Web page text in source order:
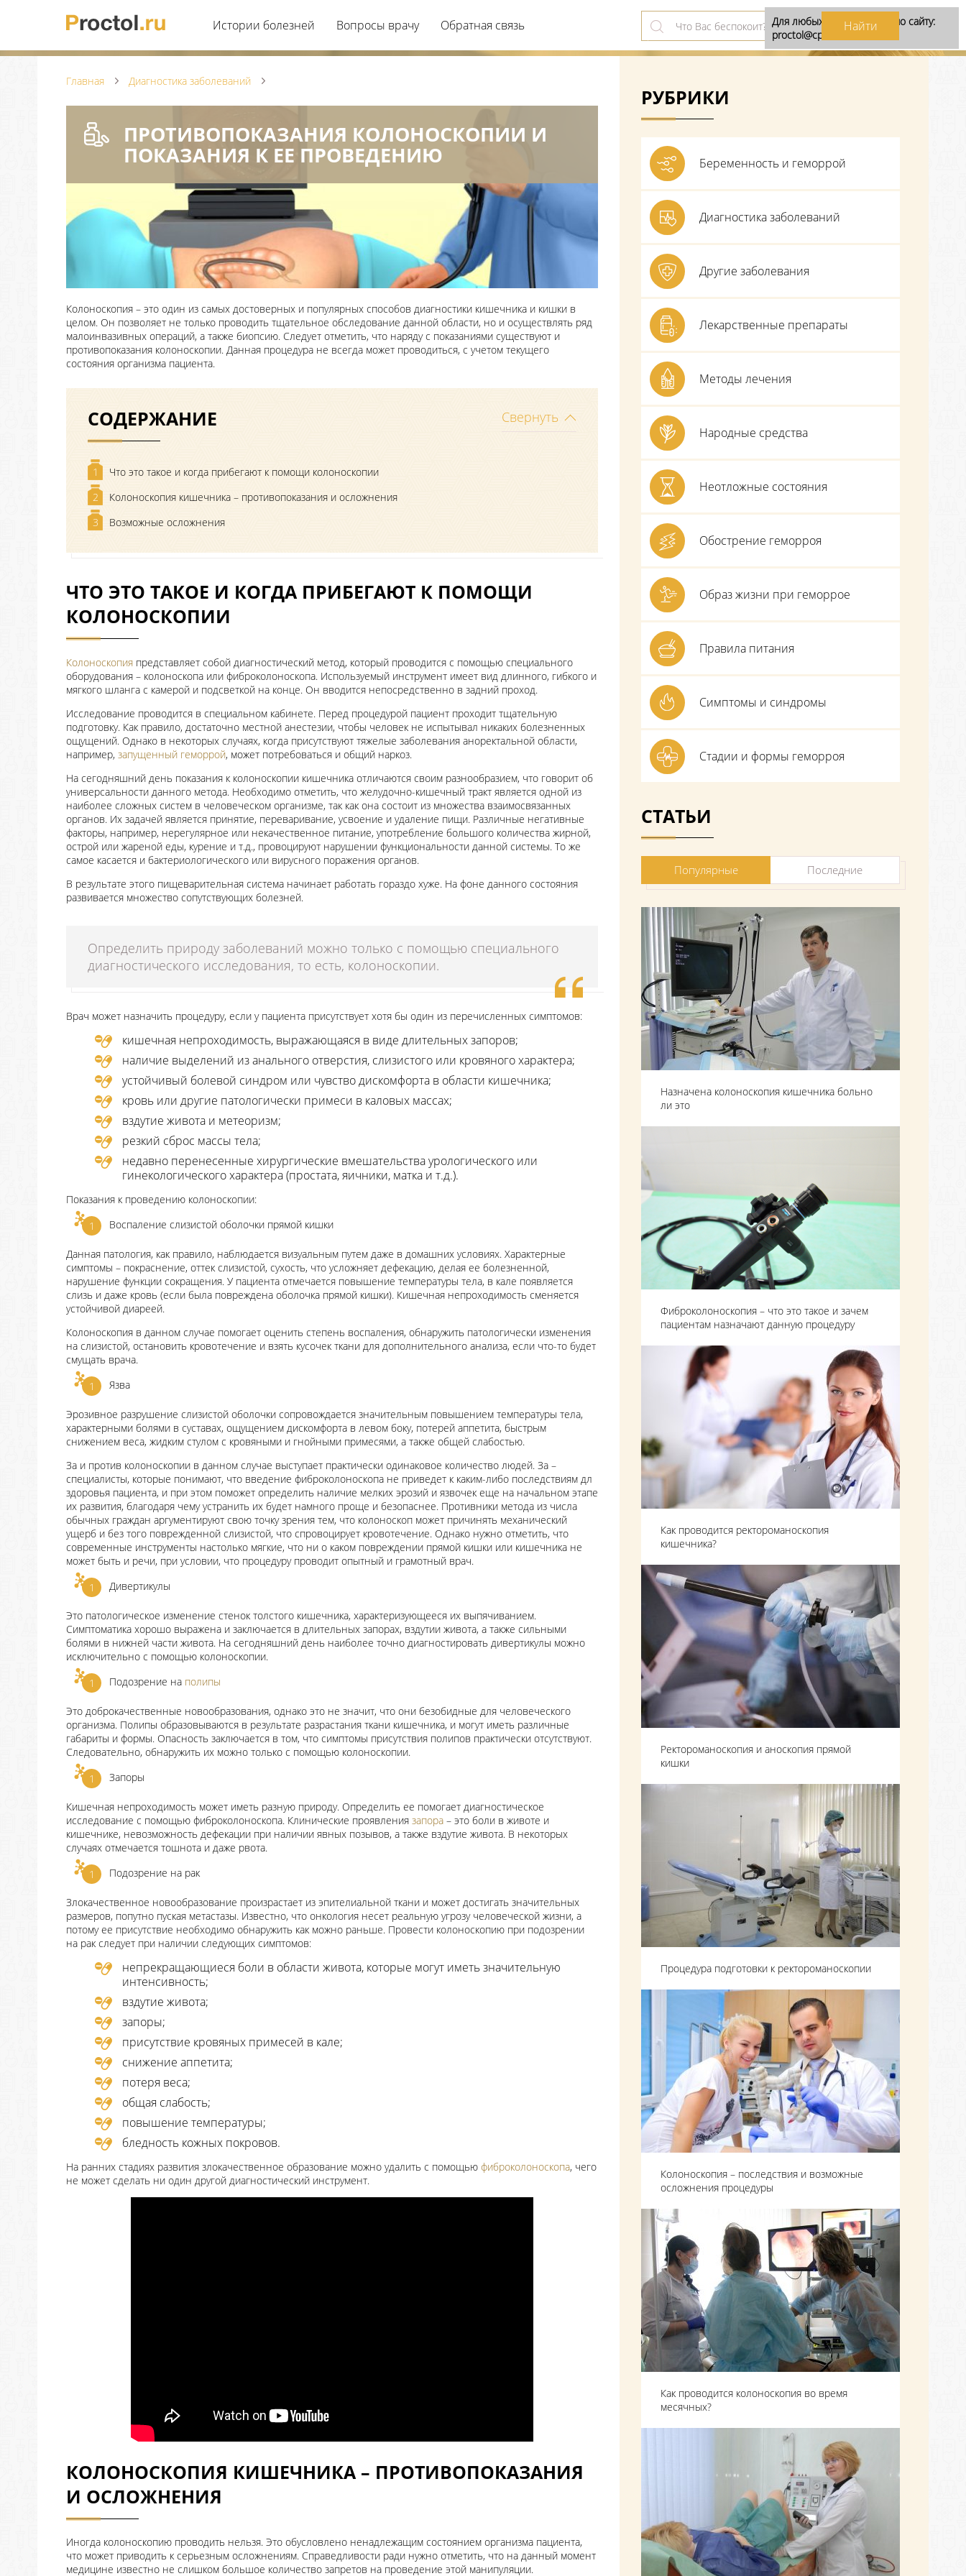
Истории болезней Вопросы врачу Обратная связь
Главная Диагностика заболеваний
ПРОТИВОПОКАЗАНИЯ КОЛОНОСКОПИИ И
ПОКАЗАНИЯ К ЕЕ ПРОВЕДЕНИЮ
Колоноскопия – это один из самых достоверных и популярных способов диагностики кишечника и кишки в
целом. Он позволяет не только проводить тщательное обследование данной области, но и осуществлять ряд
малоинвазивных операций, а также биопсию. Следует отметить, что наряду с показаниями существуют и
противопоказания колоноскопии. Данная процедура не всегда может проводиться, с учетом текущего
состояния организма пациента.
Свернуть
СОДЕРЖАНИЕ
1
Что это такое и когда прибегают к помощи колоноскопии
2
Колоноскопия кишечника – противопоказания и осложнения
3
Возможные осложнения
ЧТО ЭТО ТАКОЕ И КОГДА ПРИБЕГАЮТ К ПОМОЩИ
КОЛОНОСКОПИИ
Колоноскопия представляет собой диагностический метод, который проводится с помощью специального
оборудования – колоноскопа или фиброколоноскопа. Используемый инструмент имеет вид длинного, гибкого и
мягкого шланга с камерой и подсветкой на конце. Он вводится непосредственно в задний проход.
Исследование проводится в специальном кабинете. Перед процедурой пациент проходит тщательную
подготовку. Как правило, достаточно местной анестезии, чтобы человек не испытывал никаких болезненных
ощущений. Однако в некоторых случаях, когда присутствуют тяжелые заболевания аноректальной области,
например, запущенный геморрой, может потребоваться и общий наркоз.
На сегодняшний день показания к колоноскопии кишечника отличаются своим разнообразием, что говорит об
универсальности данного метода. Необходимо отметить, что желудочно-кишечный тракт является одной из
наиболее сложных систем в человеческом организме, так как она состоит из множества взаимосвязанных
органов. Их задачей является принятие, переваривание, усвоение и удаление пищи. Различные негативные
факторы, например, нерегулярное или некачественное питание, употребление большого количества жирной,
острой или жареной еды, курение и т.д., провоцируют нарушении функциональности данной системы. То же
самое касается и бактериологического или вирусного поражения органов.
В результате этого пищеварительная система начинает работать гораздо хуже. На фоне данного состояния
развивается множество сопутствующих болезней.
Определить природу заболеваний можно только с помощью специального
диагностического исследования, то есть, колоноскопии.
Врач может назначить процедуру, если у пациента присутствует хотя бы один из перечисленных симптомов:
кишечная непроходимость, выражающаяся в виде длительных запоров;
наличие выделений из анального отверстия, слизистого или кровяного характера;
устойчивый болевой синдром или чувство дискомфорта в области кишечника;
кровь или другие патологически примеси в каловых массах;
вздутие живота и метеоризм;
резкий сброс массы тела;
недавно перенесенные хирургические вмешательства урологического или
гинекологического характера (простата, яичники, матка и т.д.).
Показания к проведению колоноскопии:
Воспаление слизистой оболочки прямой кишки
Данная патология, как правило, наблюдается визуальным путем даже в домашних условиях. Характерные
симптомы – покраснение, оттек слизистой, сухость, что усложняет дефекацию, делая ее болезненной,
нарушение функции сокращения. У пациента отмечается повышение температуры тела, в кале появляется
слизь и даже кровь (если была повреждена оболочка прямой кишки). Кишечная непроходимость сменяется
устойчивой диареей.
Колоноскопия в данном случае помогает оценить степень воспаления, обнаружить патологически изменения
на слизистой, остановить кровотечение и взять кусочек ткани для дополнительного анализа, если что-то будет
смущать врача.
Язва
Эрозивное разрушение слизистой оболочки сопровождается значительным повышением температуры тела,
характерными болями в суставах, ощущением дискомфорта в левом боку, потерей аппетита, быстрым
снижением веса, жидким стулом с кровяными и гнойными примесями, а также общей слабостью.
За и против колоноскопии в данном случае выступает практически одинаковое количество людей. За –
специалисты, которые понимают, что введение фиброколоноскопа не приведет к каким-либо последствиям дл
здоровья пациента, и при этом поможет определить наличие мелких эрозий и язвочек еще на начальном этапе
их развития, благодаря чему устранить их будет намного проще и безопаснее. Противники метода из числа
обычных граждан аргументируют свою точку зрения тем, что колоноскоп может причинять механический
ущерб и без того поврежденной слизистой, что спровоцирует кровотечение. Однако нужно отметить, что
современные инструменты настолько мягкие, что ни о каком повреждении прямой кишки или кишечника не
может быть и речи, при условии, что процедуру проводит опытный и грамотный врач.
Дивертикулы
Это патологическое изменение стенок толстого кишечника, характеризующееся их выпячиванием.
Симптоматика хорошо выражена и заключается в длительных запорах, вздутии живота, а также сильными
болями в нижней части живота. На сегодняшний день наиболее точно диагностировать дивертикулы можно
исключительно с помощью колоноскопии.
Подозрение на полипы
Это доброкачественные новообразования, однако это не значит, что они безобидные для человеческого
организма. Полипы образовываются в результате разрастания ткани кишечника, и могут иметь различные
габариты и формы. Опасность заключается в том, что симптомы присутствия полипов практически отсутствуют.
Следовательно, обнаружить их можно только с помощью колоноскопии.
Запоры
Кишечная непроходимость может иметь разную природу. Определить ее помогает диагностическое
исследование с помощью фиброколоноскопа. Клинические проявления запора – это боли в животе и
кишечнике, невозможность дефекации при наличии явных позывов, а также вздутие живота. В некоторых
случаях отмечается тошнота и даже рвота.
Подозрение на рак
Злокачественное новообразование произрастает из эпителиальной ткани и может достигать значительных
размеров, попутно пуская метастазы. Известно, что онкология несет реальную угрозу человеческой жизни, а
потому ее присутствие необходимо обнаружить как можно раньше. Провести колоноскопию при подозрении
на рак следует при наличии следующих симптомов:
непрекращающиеся боли в области живота, которые могут иметь значительную
интенсивность;
вздутие живота;
запоры;
присутствие кровяных примесей в кале;
снижение аппетита;
потеря веса;
общая слабость;
повышение температуры;
бледность кожных покровов.
На ранних стадиях развития злокачественное образование можно удалить с помощью фиброколоноскопа, чего
не может сделать ни один другой диагностический инструмент.
КОЛОНОСКОПИЯ КИШЕЧНИКА – ПРОТИВОПОКАЗАНИЯ
И ОСЛОЖНЕНИЯ
Иногда колоноскопию проводить нельзя. Это обусловлено ненадлежащим состоянием организма пациента,
что может приводить к серьезным осложнениям. Справедливости ради нужно отметить, что на данный момент
медицине известно не слишком большое количество запретов на проведение этой манипуляции.
РУБРИКИ
Беременность и геморрой
Диагностика заболеваний
Другие заболевания
Лекарственные препараты
Методы лечения
Народные средства
Неотложные состояния
Обострение геморроя
Образ жизни при геморрое
Правила питания
Симптомы и синдромы
Стадии и формы геморроя
СТАТЬИ
Популярные Последние
Назначена колоноскопия кишечника больно
ли это
Фиброколоноскопия – что это такое и зачем
пациентам назначают данную процедуру
Как проводится ректороманоскопия
кишечника?
Ректороманоскопия и аноскопия прямой
кишки
Процедура подготовки к ректороманоскопии
Колоноскопия – последствия и возможные
осложнения процедуры
Как проводится колоноскопия во время
месячных?
Для любых предложений по сайту:
proctol@cp9.ru